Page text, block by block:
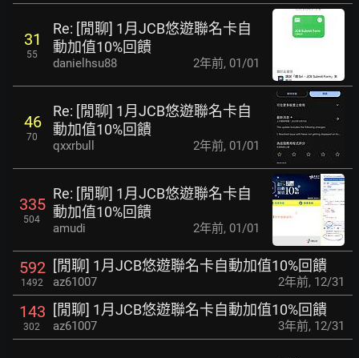
31
55
Re: [閒聊] 1月JCB悠遊聯名卡自
動加值10%回饋
danielhsu88 2年前, 01/01
46
70
Re: [閒聊] 1月JCB悠遊聯名卡自
動加值10%回饋
qxxrbull 2年前, 01/01
335
504
Re: [閒聊] 1月JCB悠遊聯名卡自
動加值10%回饋
amudi 2年前, 01/01
592
1492
[閒聊] 1月JCB悠遊聯名卡自動加值10%回饋
az61007 2年前, 12/31
143
302
[閒聊] 1月JCB悠遊聯名卡自動加值10%回饋
az61007 3年前, 12/31